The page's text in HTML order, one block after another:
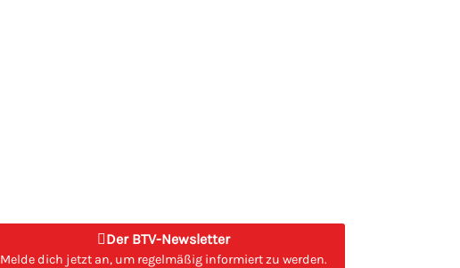
Der BTV-Newsletter
Melde dich jetzt an, um regelmäßig informiert zu werden.